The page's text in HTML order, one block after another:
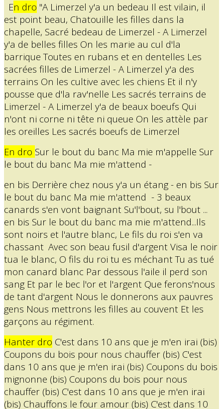
En dro "A Limerzel y'a un bedeau Il est vilain, il
est point beau, Chatouille les filles dans la
chapelle, Sacré bedeau de Limerzel - A Limerzel
y'a de belles filles On les marie au cul d'la
barrique Toutes en rubans et en dentelles Les
sacrées filles de Limerzel - A Limerzel y'a des
terrains On les cultive avec les chiens Et il n'y
pousse que d'la rav'nelle Les sacrés terrains de
Limerzel - A Limerzel y'a de beaux boeufs Qui
n'ont ni corne ni tête ni queue On les attèle par
les oreilles Les sacrés boeufs de Limerzel
En dro Sur le bout du banc Ma mie m'appelle Sur
le bout du banc Ma mie m'attend -
en bis Derrière chez nous y'a un étang - en bis Sur
le bout du banc Ma mie m'attend - 3 beaux
canards s'en vont baignant Su'l'bout, su l'bout ...
en bis Sur le bout du banc ma mie m'attend...Ils
sont noirs et l'autre blanc, Le fils du roi s'en va
chassant Avec son beau fusil d'argent Visa le noir
tua le blanc, O fils du roi tu es méchant Tu as tué
mon canard blanc Par dessous l'aile il perd son
sang Et par le bec l'or et l'argent Que ferons'nous
de tant d'argent Nous le donnerons aux pauvres
gens Nous mettrons les filles au couvent Et les
garçons au régiment.
Hanter dro C'est dans 10 ans que je m'en irai (bis)
Coupons du bois pour nous chauffer (bis) C'est
dans 10 ans que je m'en irai (bis) Coupons du bois
mignonne (bis) Coupons du bois pour nous
chauffer (bis) C'est dans 10 ans que je m'en irai
(bis) Chauffons le four amour (bis) C'est dans 10